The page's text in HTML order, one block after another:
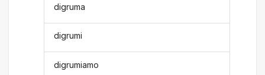
digruma
digrumi
digrumiamo